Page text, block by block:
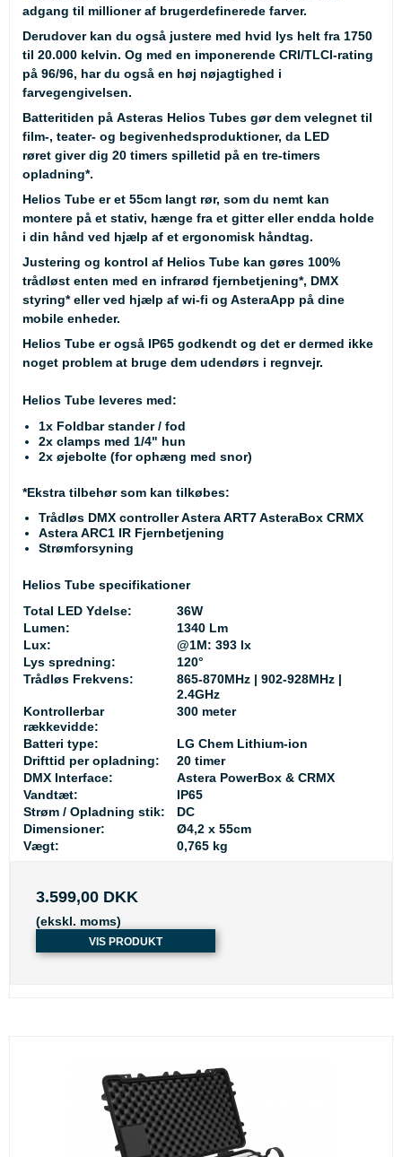
adgang til millioner af brugerdefinerede farver.
Derudover kan du også justere med hvid lys helt fra 1750
til 20.000 kelvin. Og med en imponerende CRI/TLCI-rating
på 96/96, har du også en høj nøjagtighed i
farvegengivelsen.
Batteritiden på Asteras Helios Tubes gør dem velegnet til
film-, teater- og begivenhedsproduktioner, da LED
røret giver dig 20 timers spilletid på en tre-timers
opladning*.
Helios Tube er et 55cm langt rør, som du nemt kan
montere på et stativ, hænge fra et gitter eller endda holde
i din hånd ved hjælp af et ergonomisk håndtag.
Justering og kontrol af Helios Tube kan gøres 100%
trådløst enten med en infrarød fjernbetjening*, DMX
styring*eller ved hjælp af wi-fi og AsteraApp på dine
mobile enheder.
Helios Tube er også IP65 godkendt og det er dermed ikke
noget problem at bruge dem udendørs i regnvejr.
Helios Tube leveres med:
1x Foldbar stander / fod
2x clamps med 1/4" hun
2x øjebolte (for ophæng med snor)
*Ekstra tilbehør som kan tilkøbes:
Trådløs DMX controller Astera ART7 AsteraBox CRMX
Astera ARC1 IR Fjernbetjening
Strømforsyning
Helios Tube specifikationer
Total LED Ydelse:
36W
Lumen:
1340 Lm
Lux:
@1M: 393 lx
Lys spredning:
120°
Trådløs Frekvens:
865-870MHz | 902-928MHz |
2.4GHz
Kontrollerbar
rækkevidde:
300 meter
Batteri type:
LG Chem Lithium-ion
Drifttid per opladning:
20 timer
DMX Interface:
Astera PowerBox & CRMX
Vandtæt:
IP65
Strøm / Opladning stik:
DC
Dimensioner:
Ø4,2 x 55cm
Vægt:
0,765 kg
3.599,00 DKK
(ekskl. moms)
VIS PRODUKT